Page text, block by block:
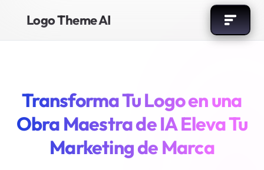
Logo Theme AI
Transforma Tu Logo en una
Obra Maestra de IAEleva Tu
Marketing de Marca